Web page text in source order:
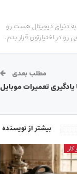
دنیای دیجیتال هست رو
در اختیارتون قرار بدم.
مطلب بعدی
یادگیری تعمیرات موبایل
بیشتر از نویسنده